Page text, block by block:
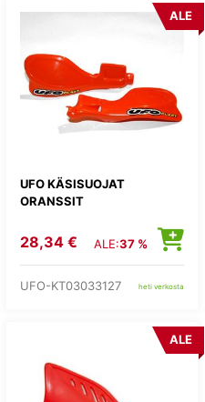
UFO KÄSISUOJAT
ORANSSIT
ALE
28,34 € ALE:37 %
UFO-KT03033127 heti verkosta
ALE